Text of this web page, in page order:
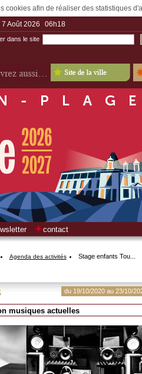
cookies afin de réaliser des statistiques
Août 2026
06h18
dans le site
contact
Agenda des activités Stage enfants Tou...
du 19/10/2020 au 23/10/
musiques actuelles